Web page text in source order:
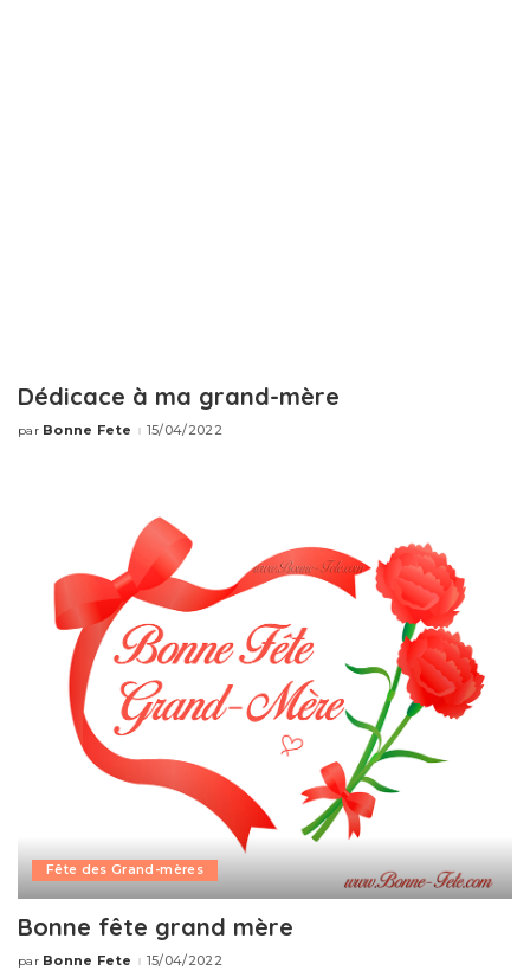
Dédicace à ma grand-mère
Publié
par Bonne Fete 15/04/2022
Fête des Grand-mères
Bonne fête grand mère
Publié
par Bonne Fete 15/04/2022